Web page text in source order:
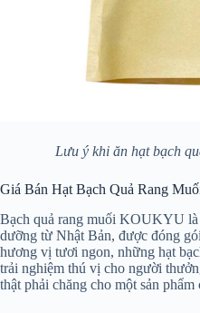
Lưu ý khi ăn hạt bạch
Giá Bán Hạt Bạch Quả Rang
Bạch quả rang muối KOUKYU là
dưỡng từ Nhật Bản, được đóng
hương vị tươi ngon, những hạt
trải nghiệm thú vị cho người
thật phải chăng cho một sản